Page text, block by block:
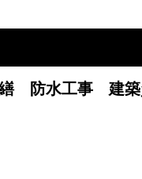
繕 防水工事 建